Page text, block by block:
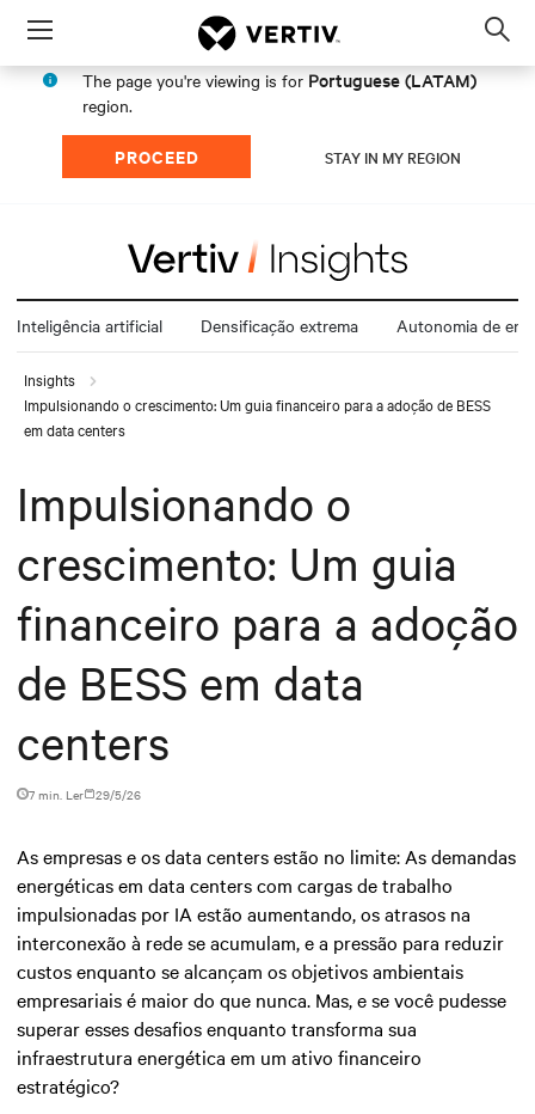
Menu
The page you're viewing is for Portuguese (LATAM)
region.
PROCEED STAY IN MY REGION
Inteligência artificial Densificação extrema Autonomia de
Insights
Impulsionando o crescimento: Um guia financeiro para a adoção de BESS
em data centers
Impulsionando o
crescimento: Um guia
financeiro para a adoção
de BESS em data
centers
7 min. Ler 29/5/26
As empresas e os data centers estão no limite: As demandas
energéticas em data centers com cargas de trabalho
impulsionadas por IA estão aumentando, os atrasos na
interconexão à rede se acumulam, e a pressão para reduzir
custos enquanto se alcançam os objetivos ambientais
empresariais é maior do que nunca. Mas, e se você pudesse
superar esses desafios enquanto transforma sua
infraestrutura energética em um ativo financeiro
estratégico?